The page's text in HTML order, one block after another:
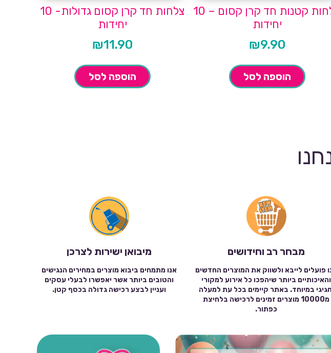
צלחות קטנות חד קרן קסום – 10
יחידות
₪9.90
הוספה לסל
צלחות חד קרן קסום גדולות- 10
יחידות
₪11.90
הוספה לסל
מבחר רב וחידושים
פועלים לייבא ולשווק את המוצרים החדשים
והאיכותיים ביותר שיהפכו כל אירוע למקורי
במיוחד. באתר קיימים בכל עת למעלה
מ10000 מוצרים זמינים לרכישה בלחיצת
כפתור.
מיבואן ישירות לצרכן
אנו מתמחים ביבוא מוצרים במחירים הנגישים
והטובים ביותר אשר יאפשרו לבעלי עסקים
ועניין לבצע רכישה גדולה בכסף קטן.